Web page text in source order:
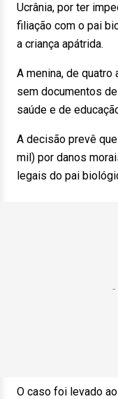
Ucrânia, por ter
filiação com o pai
a criança apátrida.
A menina, de
sem documentos
saúde e de
A decisão prevê
mil) por danos
legais do pai
O caso foi levado